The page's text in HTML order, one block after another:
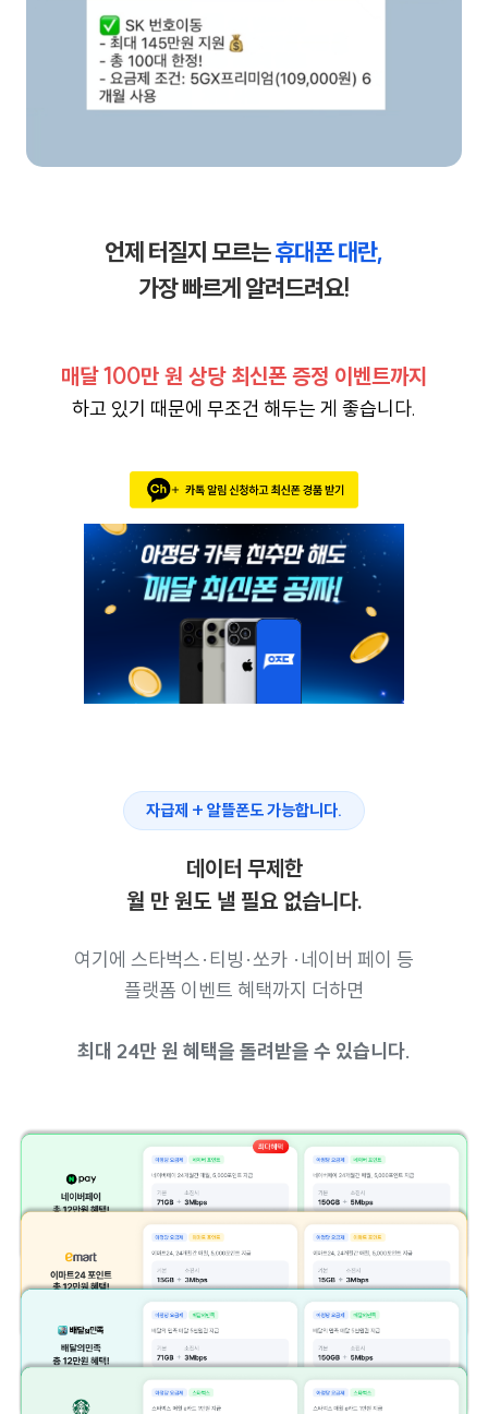
언제 터질지 모르는휴대폰대란,
가장 빠르게 알려드려요!
매달 100만 원 상당 최신폰 증정 이벤트까지
하고 있기 때문에 무조건 해두는 게 좋습니다.
자급제 + 알뜰폰도 가능합니다.
데이터 무제한
월 만 원도 낼 필요 없습니다.
여기에 스타벅스·티빙·쏘카 ·네이버 페이 등
플랫폼 이벤트 혜택까지 더하면
최대 24만 원 혜택을 돌려받을 수 있습니다.